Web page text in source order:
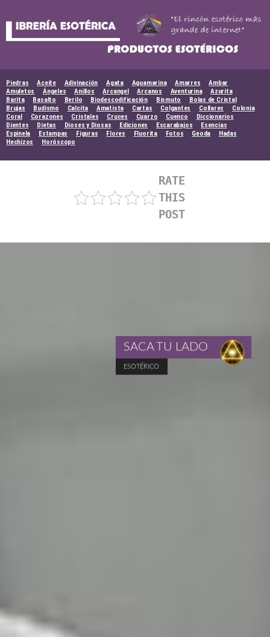
Piedras Aceite Adivinación Agata Aguamarina Amarres
Ambar
Amuletos
Ángeles Anillos Arcangel Arcanos Aventurina
Azurita
Barita
Basalto Berilo Biodescodificación Bismuto
Bolas de Cristal
Brujas
Budismo Calcita Amatista Cartas Colgantes Collares
Colonia
Coral
Corazones Cristales Cruces Cuarzo Cuenco
Diccionarios
Dientes
Dietas Dioses y Diosas Ediciones Escarabajos
Esencias
Espinela
Estampas Figuras Flores Fluorita Fotos Geoda
Hadas
Hechizos
Horóscopo
RATE
THIS
POST
ESOTÉRICO
SACA TU LADO